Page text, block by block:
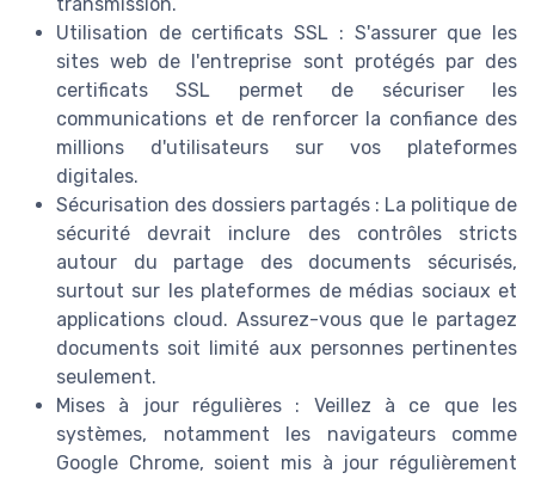
Utilisation de certificats SSL : S'assurer que les
sites web de l'entreprise sont protégés par des
certificats SSL permet de sécuriser les
communications et de renforcer la confiance des
millions d'utilisateurs sur vos plateformes
digitales.
Sécurisation des dossiers partagés : La politique de
sécurité devrait inclure des contrôles stricts
autour du partage des documents sécurisés,
surtout sur les plateformes de médias sociaux et
applications cloud. Assurez-vous que le partagez
documents soit limité aux personnes pertinentes
seulement.
Mises à jour régulières : Veillez à ce que les
systèmes, notamment les navigateurs comme
Google Chrome, soient mis à jour régulièrement